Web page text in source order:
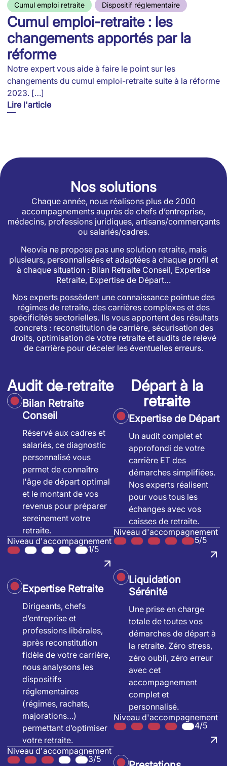
Cumul emploi retraite Dispositif réglementaire
Cumul emploi-retraite : les
changements apportés par la
réforme
Notre expert vous aide à faire le point sur les
changements du cumul emploi-retraite suite à la réforme
2023. […]
Lire l'article
Nos solutions
Chaque année, nous réalisons plus de 2000
accompagnements auprès de chefs d’entreprise,
médecins, professions juridiques, artisans/commerçants
ou salariés/cadres.
Neovia ne propose pas une solution retraite, mais
plusieurs, personnalisées et adaptées à chaque profil et
à chaque situation : Bilan Retraite Conseil, Expertise
Retraite, Expertise de Départ…
Nos experts possèdent une connaissance pointue des
régimes de retraite, des carrières complexes et des
spécificités sectorielles. Ils vous apportent des résultats
concrets : reconstitution de carrière, sécurisation des
droits, optimisation de votre retraite et audits de relevé
de carrière pour déceler les éventuelles erreurs.
Audit de retraite
Bilan Retraite
Conseil
Réservé aux cadres et
salariés, ce diagnostic
personnalisé vous
permet de connaître
l'âge de départ optimal
et le montant de vos
revenus pour préparer
sereinement votre
retraite.
Niveau d'accompagnement
1/5
Expertise Retraite
Dirigeants, chefs
d’entreprise et
professions libérales,
après reconstitution
fidèle de votre carrière,
nous analysons les
dispositifs
réglementaires
(régimes, rachats,
majorations…)
permettant d’optimiser
votre retraite.
Niveau d'accompagnement
3/5
Départ à la
retraite
Expertise de Départ
Un audit complet et
approfondi de votre
carrière ET des
démarches simplifiées.
Nos experts réalisent
pour vous tous les
échanges avec vos
caisses de retraite.
Niveau d'accompagnement
5/5
Liquidation
Sérénité
Une prise en charge
totale de toutes vos
démarches de départ à
la retraite. Zéro stress,
zéro oubli, zéro erreur
avec cet
accompagnement
complet et
personnalisé.
Niveau d'accompagnement
4/5